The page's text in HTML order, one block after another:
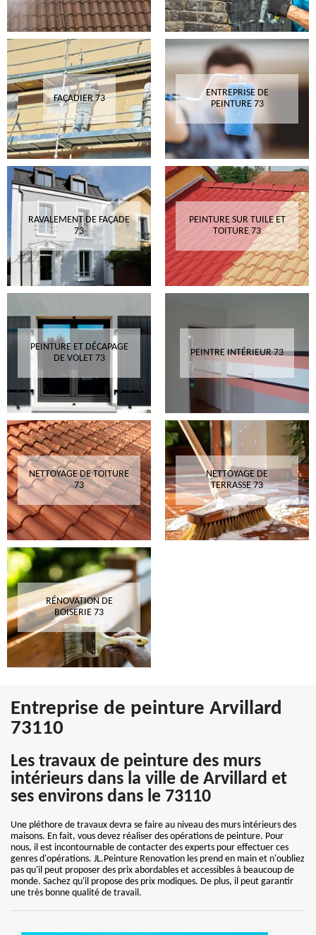
FAÇADIER 73
ENTREPRISE DE
PEINTURE 73
RAVALEMENT DE FAÇADE
73
PEINTURE SUR TUILE ET
TOITURE 73
PEINTURE ET DÉCAPAGE
DE VOLET 73
PEINTRE INTÉRIEUR 73
NETTOYAGE DE TOITURE
73
NETTOYAGE DE
TERRASSE 73
RÉNOVATION DE
BOISERIE 73
Entreprise de peinture Arvillard
73110
Les travaux de peinture des murs
intérieurs dans la ville de Arvillard et
ses environs dans le 73110
Une pléthore de travaux devra se faire au niveau des murs intérieurs des
maisons. En fait, vous devez réaliser des opérations de peinture. Pour
nous, il est incontournable de contacter des experts pour effectuer ces
genres d'opérations. JL.Peinture Renovation les prend en main et n'oubliez
pas qu'il peut proposer des prix abordables et accessibles à beaucoup de
monde. Sachez qu'il propose des prix modiques. De plus, il peut garantir
une très bonne qualité de travail.